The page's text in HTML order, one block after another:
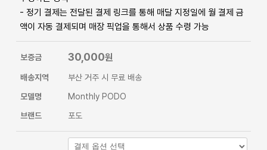
- 정기 결제는 전달된 결제 링크를 통해 매달 지정일에 월 결제 금
액이 자동 결제되며 매장 픽업을 통해서 상품 수령 가능
보증금 30,000원
배송지역
부산 거주 시 무료 배송
모델명
Monthly PODO
브랜드
포도